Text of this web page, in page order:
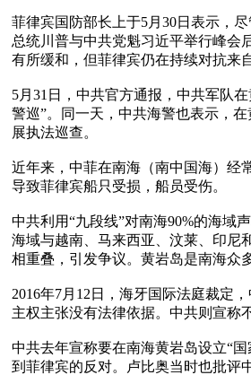
菲律宾国防部长上于5月30日表示，
总统川普与中共党魁习近平举行峰会
有所缓和，但菲律宾仍在持续对抗来
5月31日，中共官方通报，中共军队
警巡”。同一天，中共海警也表示，
展执法巡查。
近年来，中菲在南海（南中国海）经
导致菲律宾船只受损，船员受伤。
中共利用“九段线”对南海90%的海域
海域与越南、马来西亚、汶莱、印尼
相重叠，引发争议。黄岩岛是南海众
2016年7月12日，海牙国际法庭裁定
主权主张没有法律依据。中共则宣称
中共去年宣称要在南海黄岩岛设立“
到菲律宾的反对。卢比奥当时也批评